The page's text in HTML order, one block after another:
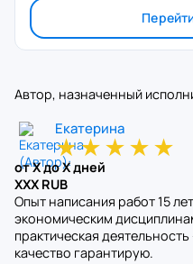
Автор, назначенный
Екатерина
★★★★★
от X до X дней
XXX RUB
Опыт написания работ 15
экономическим
практическая
качество гарантирую.